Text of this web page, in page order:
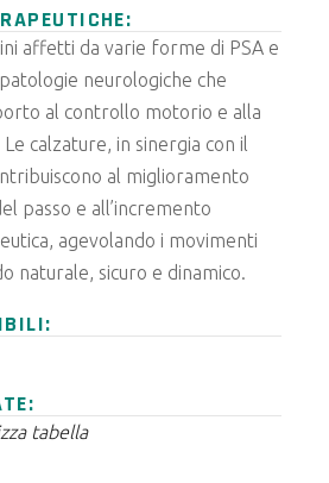
affetti da varie forme di PSA e
neurologiche che
al controllo motorio e alla
calzature, in sinergia con il
al miglioramento
passo e all’incremento
agevolando i movimenti
naturale, sicuro e dinamico.
tabella